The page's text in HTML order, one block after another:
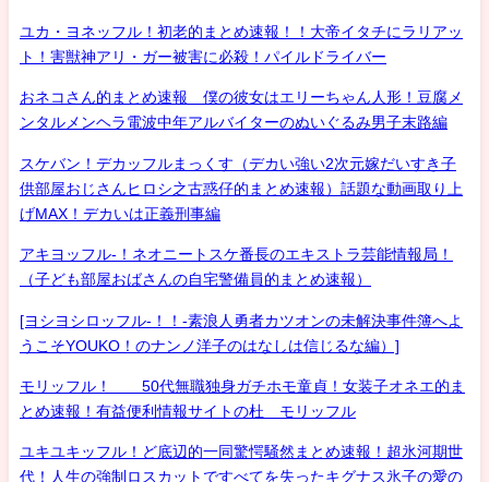
ユカ・ヨネッフル！初老的まとめ速報！！大帝イタチにラリアッ
ト！害獣神アリ・ガー被害に必殺！パイルドライバー
おネコさん的まとめ速報 僕の彼女はエリーちゃん人形！豆腐メ
ンタルメンヘラ電波中年アルバイターのぬいぐるみ男子末路編
スケバン！デカッフルまっくす（デカい強い2次元嫁だいすき子
供部屋おじさんヒロシ之古惑仔的まとめ速報）話題な動画取り上
げMAX！デカいは正義刑事編
アキヨッフル-！ネオニートスケ番長のエキストラ芸能情報局！
（子ども部屋おばさんの自宅警備員的まとめ速報）
[ヨシヨシロッフル-！！-素浪人勇者カツオンの未解決事件簿へよ
うこそYOUKO！のナンノ洋子のはなしは信じるな編）]
モリッフル！ 50代無職独身ガチホモ童貞！女装子オネエ的ま
とめ速報！有益便利情報サイトの杜 モリッフル
ユキユキッフル！ど底辺的一同驚愕騒然まとめ速報！超氷河期世
代！人生の強制ロスカットですべてを失ったキグナス氷子の愛の